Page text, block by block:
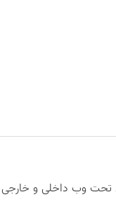
تحت وب داخلی و